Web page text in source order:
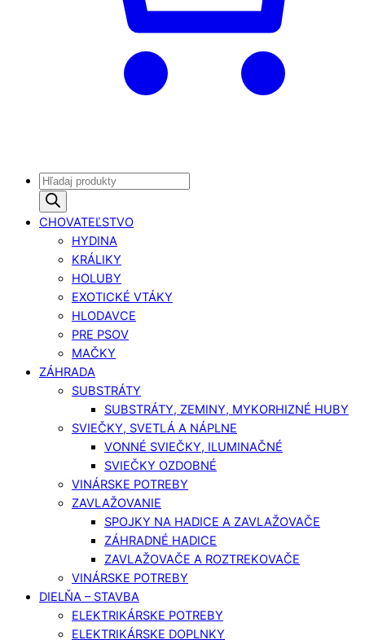
Products
search
CHOVATEĽSTVO
HYDINA
KRÁLIKY
HOLUBY
EXOTICKÉ VTÁKY
HLODAVCE
PRE PSOV
MAČKY
ZÁHRADA
SUBSTRÁTY
SUBSTRÁTY, ZEMINY, MYKORHIZNÉ HUBY
SVIEČKY, SVETLÁ A NÁPLNE
VONNÉ SVIEČKY, ILUMINAČNÉ
SVIEČKY OZDOBNÉ
VINÁRSKE POTREBY
ZAVLAŽOVANIE
SPOJKY NA HADICE A ZAVLAŽOVAČE
ZÁHRADNÉ HADICE
ZAVLAŽOVAČE A ROZTREKOVAČE
VINÁRSKE POTREBY
DIELŇA – STAVBA
ELEKTRIKÁRSKE POTREBY
ELEKTRIKÁRSKE DOPLNKY